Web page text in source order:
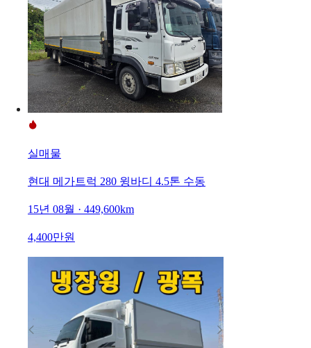
실매물
현대 메가트럭 280 윙바디 4.5톤 수동
15년 08월 · 449,600km
4,400만원